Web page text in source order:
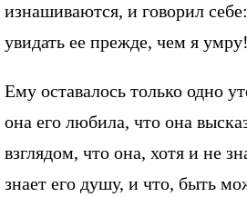
изнашиваются, и говорил
увидать ее прежде, чем я
Ему оставалось только одно
она его любила, что она
взглядом, что она, хотя и не
знает его душу, и что, быть